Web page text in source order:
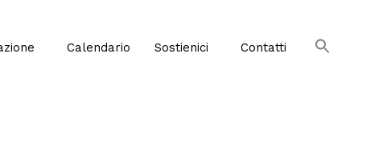
Calendario Sostienici Contatti